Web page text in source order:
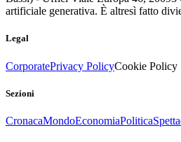
artificiale generativa. È altresì fatto
Legal
CorporatePrivacy PolicyCookie Policy
Sezioni
CronacaMondoEconomiaPolitica